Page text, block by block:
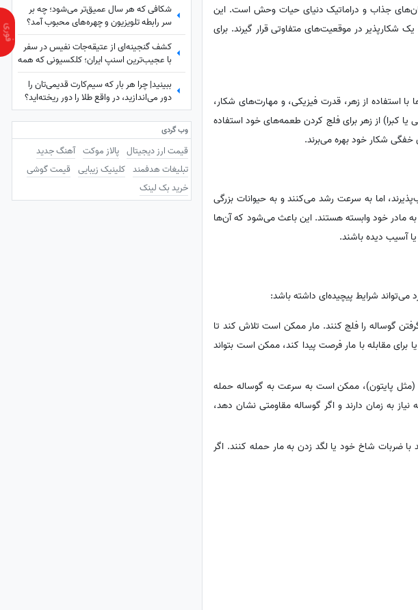
جذاب و دراماتیک دنیای حیات وحش است. این
در موقعیت‌های متفاوتی قرار گیرند. برای
استفاده از زهر، قدرت فیزیکی، و مهارت‌های شکار،
یا کبرا) از زهر برای فلج کردن طعمه‌های خود استفاده
اما به سرعت رشد می‌کنند و به حیوانات بزرگی
به مادر خود وابسته هستند. این باعث می‌شود که آن‌ها
آسیب دیده باشند.
می‌تواند شرایط پیچیده‌ای داشته باشد:
گوساله را فلج کنند. مار ممکن است تلاش کند تا
برای مقابله با مار فرصت پیدا کند، ممکن است بتواند
پایتون)، ممکن است به سرعت به گوساله حمله
به زمان دارند و اگر گوساله مقاومتی نشان دهد،
با ضربات شاخ خود یا لگد زدن به مار حمله کنند. اگر
شکافی که هر سال عمیق‌تر می‌شود؛ چه بر
سر رابطه تلویزیون و چهره‌های محبوب آمد؟
کشف گنجینه‌ای از عتیقه‌جات نفیس در سفر
با عجیب‌ترین اسنپ ایران؛ کلکسیونی که همه
را شگفت‌زده کرد
ببینید| چرا هر بار که سیم‌کارت قدیمی‌تان را
دور می‌اندازید، در واقع طلا را دور ریخته‌اید؟
وب گردی
قیمت ارز دیجیتال پالاز موکت آهنگ جدید
تبلیغات هدفمند کلینیک زیبایی قیمت گوشی
خرید بک لینک